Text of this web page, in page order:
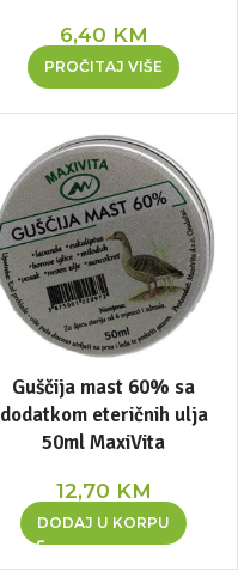
6,40 KM
PROČITAJ VIŠE
Guščija mast 60% sa
dodatkom eteričnih ulja
50ml MaxiVita
12,70 KM
DODAJ U KORPU